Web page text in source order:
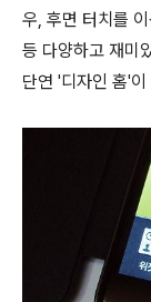
우, 후면 터치를
등 다양하고 재미
단연 '디자인 홈'